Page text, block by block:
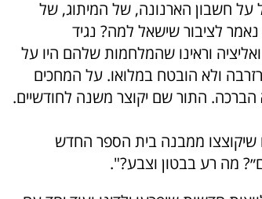
על חשבון הארנונה, של המיתוג, של
לציבור שישאל למה? נגיד
וראינו שהמלחמות שלהם היו על
ולא הובטח במלואו. על המחכים
הברכה. התור שם יקוצר משנה לחודשיים.
שיקוצצו ממבנה בית הספר החדש
מה רע בבטון וצבע?".